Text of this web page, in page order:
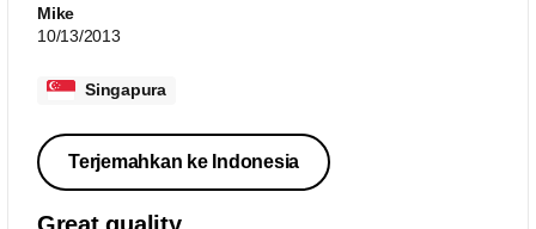
Mike
10/13/2013
Singapura
Terjemahkan ke Indonesia